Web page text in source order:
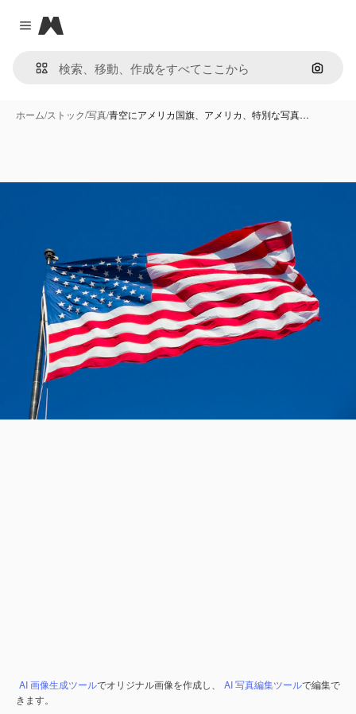
Close menu
Magnific
画像で
ホーム/ストック/写真/青空にアメリカ国旗、アメリカ、特別な写真…
AI 画像生成ツールでオリジナル画像を作成し、 AI 写真編集ツールで編集で
きます。